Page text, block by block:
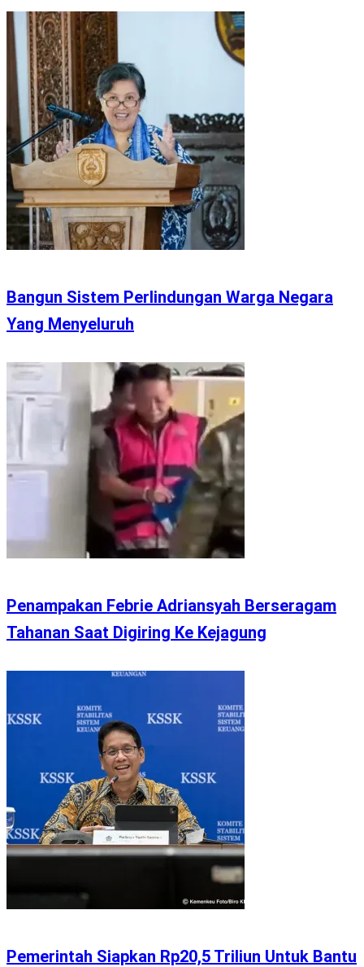
Bangun Sistem Perlindungan Warga Negara
Yang Menyeluruh
Penampakan Febrie Adriansyah Berseragam
Tahanan Saat Digiring Ke Kejagung
Pemerintah Siapkan Rp20,5 Triliun Untuk Bantu